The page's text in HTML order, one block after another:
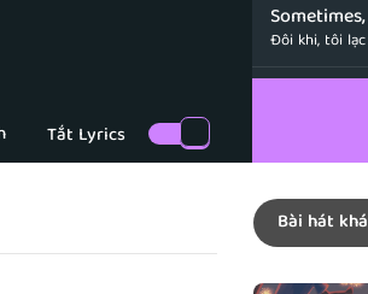
Đôi khi, tôi
Bạn sẽ giúp
Oh, you
Amazing
Bài hát